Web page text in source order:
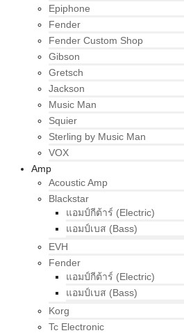
Epiphone
Fender
Fender Custom Shop
Gibson
Gretsch
Jackson
Music Man
Squier
Sterling by Music Man
VOX
Amp
Acoustic Amp
Blackstar
แอมป์กีต้าร์ (Electric)
แอมป์เบส (Bass)
EVH
Fender
แอมป์กีต้าร์ (Electric)
แอมป์เบส (Bass)
Korg
Tc Electronic